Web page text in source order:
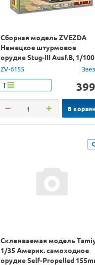
Сборная модель ZVEZDA
Немецкое штурмовое
орудие Stug-III Ausf.B, 1/100
ZV-6155
Т 399
В
Склеиваемая модель
1/35 Америк. самоходное
орудие Self-Propelled